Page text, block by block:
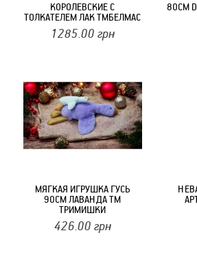
КОРОЛЕВСКИЕ С
ТОЛКАТЕЛЕМ ЛАК ТМБЕЛМАС
1285.00 грн
80СМ
МЯГКАЯ ИГРУШКА ГУСЬ
90СМ ЛАВАНДА ТМ
ТРИМИШКИ
426.00 грн